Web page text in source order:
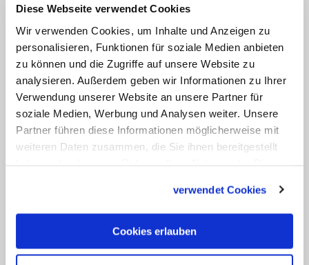
Diese Webseite verwendet Cookies
Wir verwenden Cookies, um Inhalte und Anzeigen zu
personalisieren, Funktionen für soziale Medien anbieten
zu können und die Zugriffe auf unsere Website zu
analysieren. Außerdem geben wir Informationen zu Ihrer
Verwendung unserer Website an unsere Partner für
soziale Medien, Werbung und Analysen weiter. Unsere
Partner führen diese Informationen möglicherweise mit
weiteren Daten zusammen, die Sie ihnen bereitgestellt
verwendet Cookies
Cookies erlauben
auszuschließen sind und die
Endlagerproblematik nicht gelöst ist", so
der Weihbischof. Fukushima bleibe eine
Mahnung: "Warten wir nicht auf neue
Katastrophen, um die nötigen Schritte
zum Wohl unseres gemeinsamen Hauses
zu gehen!"
Seebeben und ein darauffolgender
Tsunami im japanischen Atomkraftwerk
eine Reaktorschmelze aus.
Ungefähr 100.000 bis 150.000 Einwohner